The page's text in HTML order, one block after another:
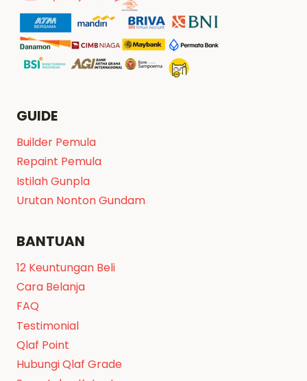
GUIDE
Builder Pemula
Repaint Pemula
Istilah Gunpla
Urutan Nonton Gundam
BANTUAN
12 Keuntungan Beli
Cara Belanja
FAQ
Testimonial
Qlaf Point
Hubungi Qlaf Grade